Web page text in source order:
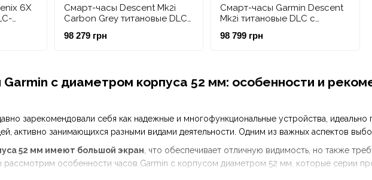
с диаметром корпуса 52 мм: особенности и
зарекомендовали себя как надежные и многофункциональные устройства,
активно занимающихся разными видами деятельности. Одним из важных аспектов
52 мм имеют большой экран , что обеспечивает отличную видимость, но также
рассмотрим особенности часов Garmin с корпусом диаметром 52 мм, которые серии
6X
Смарт-часы Descent Mk2i
Carbon Grey титановые DLC
ремешком в комплекте с
98 279 грн
Смарт-часы Garmin Descent
Mk2i титановые DLC с
комплекте с передатчиком
98 799 грн